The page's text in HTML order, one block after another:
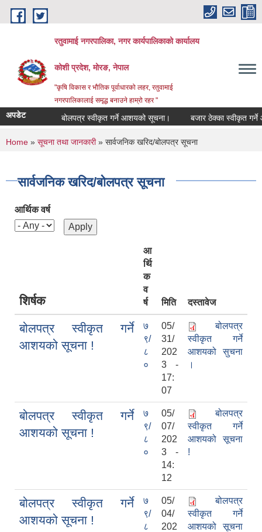
Skip to main content
रतुवामाई नगरपालिका, नगर कार्यपालिकाको कार्यालय
कोशी प्रदेश, मोरङ, नेपाल
"कृषि विकास र भौतिक पूर्वाधारको लहर, रतुवामाई
नगरपालिकालाई समृद्ध बनाउने हाम्रो रहर "
अपडेट बोलपत्र स्वीकृत गर्ने आशयको सूचना। बजार ठेक्का स्वीकृत गर्ने
You are here
Home » सूचना तथा जानकारी» सार्वजनिक खरिद/बोलपत्र सूचना
सार्वजनिक खरिद/बोलपत्र सूचना
आर्थिक वर्ष
शिर्षक
आ
र्थि
क
व
र्ष
मिति दस्तावेज
बोलपत्र स्वीकृत गर्ने
आशयको सूचना !
७
९/
८
०
05/
31/
202
3 -
17:
07
बोलपत्र
स्वीकृत गर्ने
आशयको सुचना
।
बोलपत्र स्वीकृत गर्ने
आशयको सूचना !
७
९/
८
०
05/
07/
202
3 -
14:
12
बोलपत्र
स्वीकृत गर्ने
आशयको सूचना
!
बोलपत्र स्वीकृत गर्ने
आशयको सूचना !
७
९/
८
05/
04/
202
बोलपत्र
स्वीकृत गर्ने
आशयको सूचना